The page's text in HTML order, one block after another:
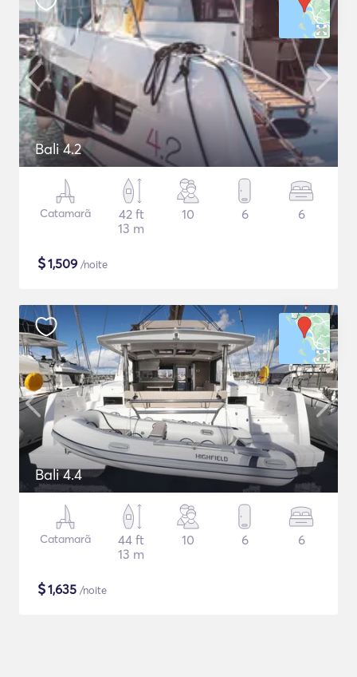
Bali 4.2
Catamarã
42 ft
13 m
10 6 6
$1,509 /noite
Bali 4.4
Catamarã
44 ft
13 m
10 6 6
$1,635 /noite